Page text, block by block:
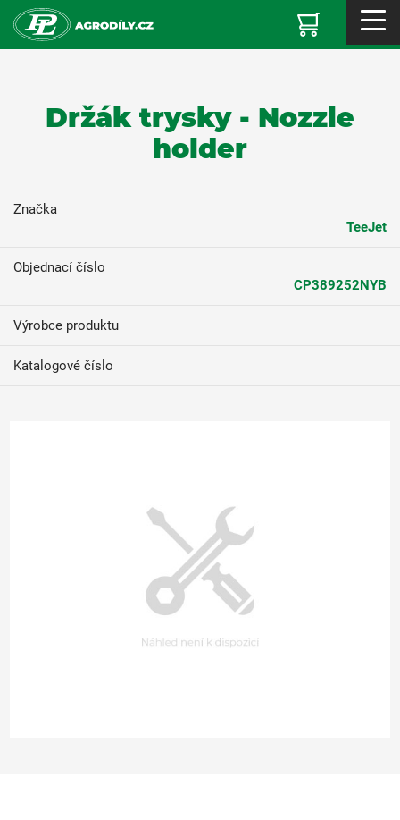
Držák trysky - Nozzle
holder
Značka
TeeJet
Objednací číslo
CP389252NYB
Výrobce produktu
Katalogové číslo